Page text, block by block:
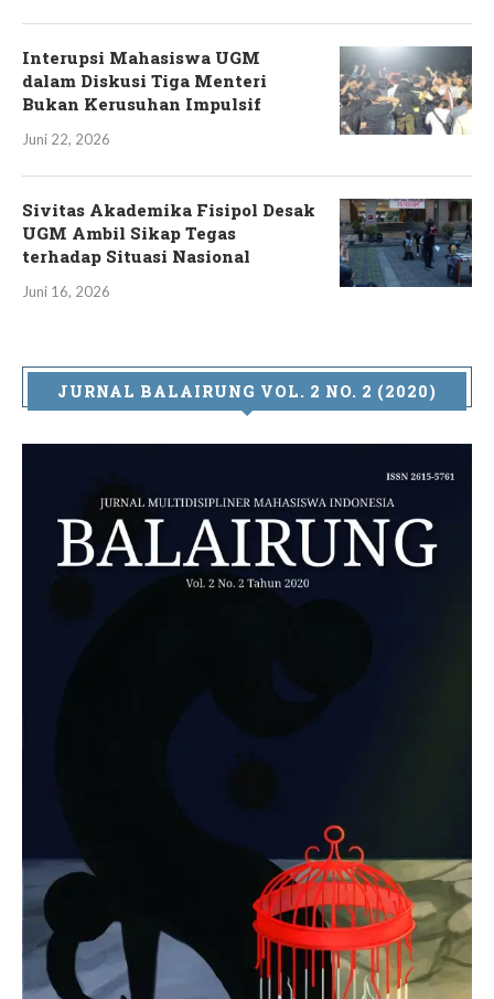
Interupsi Mahasiswa UGM
dalam Diskusi Tiga Menteri
Bukan Kerusuhan Impulsif
Juni 22, 2026
Sivitas Akademika Fisipol Desak
UGM Ambil Sikap Tegas
terhadap Situasi Nasional
Juni 16, 2026
JURNAL BALAIRUNG VOL. 2 NO. 2 (2020)